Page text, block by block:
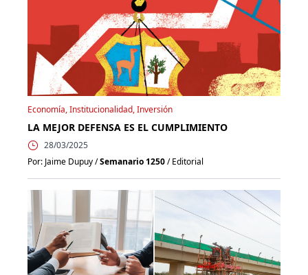
Economía, Institucionalidad, Inversión
LA MEJOR DEFENSA ES EL CUMPLIMIENTO
28/03/2025
Por: Jaime Dupuy /Semanario 1250/ Editorial